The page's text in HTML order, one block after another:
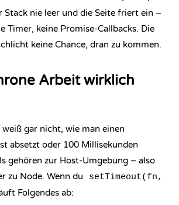
Stack nie leer und die Seite friert ein –
Timer, keine Promise-Callbacks. Die
keine Chance, dran zu kommen.
Arbeit wirklich
gar nicht, wie man einen
absetzt oder 100 Millisekunden
gehören zur Host-Umgebung – also
zu Node. Wenn du
setTimeout(fn,
Folgendes ab: